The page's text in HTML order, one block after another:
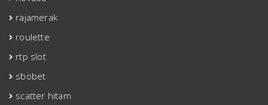
rajamerak
roulette
rtp slot
sbobet
scatter hitam